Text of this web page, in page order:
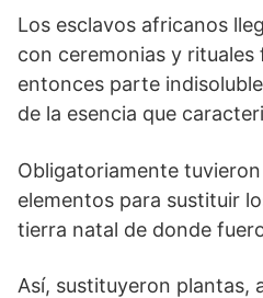
Los esclavos africanos
con ceremonias y
entonces parte
de la esencia que
Obligatoriamente
elementos para sustituir
tierra natal de donde
Así, sustituyeron plantas,